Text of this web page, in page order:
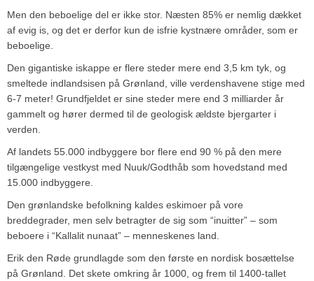
Men den beboelige del er ikke stor. Næsten 85% er nemlig dækket
af evig is, og det er derfor kun de isfrie kystnære områder, som er
beboelige.
Den gigantiske iskappe er flere steder mere end 3,5 km tyk, og
smeltede indlandsisen på Grønland, ville verdenshavene stige med
6-7 meter! Grundfjeldet er sine steder mere end 3 milliarder år
gammelt og hører dermed til de geologisk ældste bjergarter i
verden.
Af landets 55.000 indbyggere bor flere end 90 % på den mere
tilgængelige vestkyst med Nuuk/Godthåb som hovedstand med
15.000 indbyggere.
Den grønlandske befolkning kaldes eskimoer på vore
breddegrader, men selv betragter de sig som “inuitter” – som
beboere i “Kallalit nunaat” – menneskenes land.
Erik den Røde grundlagde som den første en nordisk bosættelse
på Grønland. Det skete omkring år 1000, og frem til 1400-tallet